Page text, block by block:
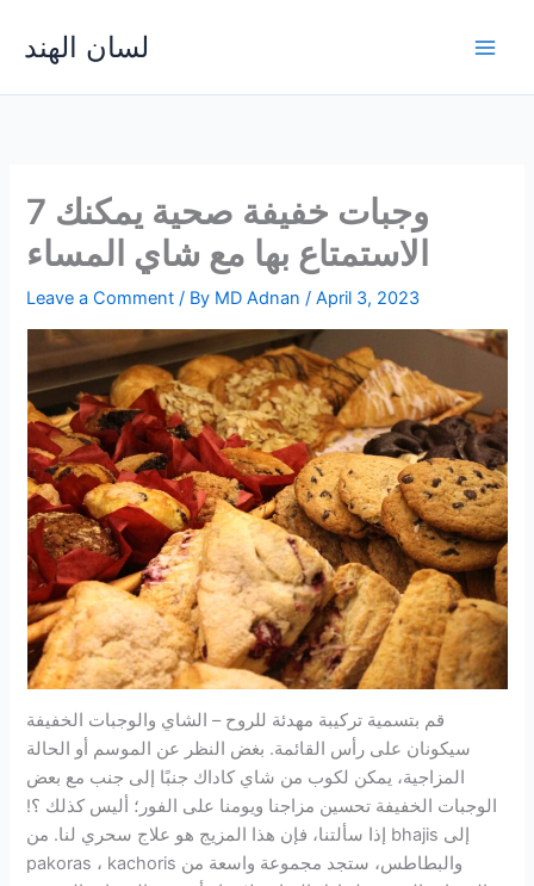
content
لسان الهند
7 وجبات خفيفة صحية يمكنك
الاستمتاع بها مع شاي المساء
Leave a Comment / By MD Adnan/April 3, 2023
قم بتسمية تركيبة مهدئة للروح – الشاي والوجبات الخفيفة
سيكونان على رأس القائمة. بغض النظر عن الموسم أو الحالة
المزاجية، يمكن لكوب من شاي كاداك جنبًا إلى جنب مع بعض
الوجبات الخفيفة تحسين مزاجنا ويومنا على الفور؛ أليس كذلك ؟!
إذا سألتنا، فإن هذا المزيج هو علاج سحري لنا. من bhajis إلى
pakoras ، kachoris والبطاطس، ستجد مجموعة واسعة من